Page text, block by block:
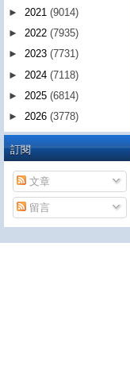
► 2021 (9014)
► 2022 (7935)
► 2023 (7731)
► 2024 (7118)
► 2025 (6814)
► 2026 (3778)
訂閱
文章
留言